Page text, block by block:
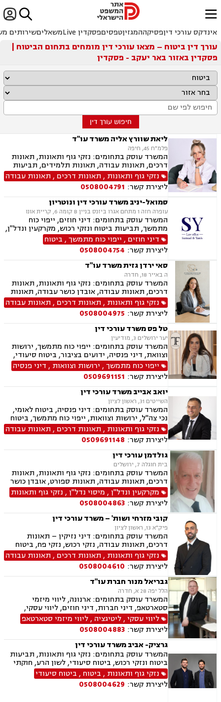

ﱐ
אינדקס עורכי דיןפסיקההמגזיןטפסיםפסקדין Live משאליםשירותים
עורך דין ביטוח – מצאו עורכי דין מומחים בתחום הביטוח |
פסקדין באזור באר יעקב - פסקדין
חיפוש עורך דין
ליאת שוורץ אליה משרד עו"ד
פלמ"ח 45, חיפה
המשרד עוסק בתחומים: נזקי גוף ותאונות, תאונות
דרכים, תאונות עבודה, תאונות תלמידים, תביעות
ביטוח, תביעות ביטוח לאומי, ייפוי כוח מתמשך,
גישור.
נזקי גוף ותאונות , תאונות דרכים , תאונות עבודה
ליצירת קשר: 0508004791
סמואל-יניב משרד עורכי דין ונוטריון
עופרה חזה 1 מתחם אגרו ביזנס בניין B קומה 6, קריית אונו
המשרד עוסק בתחומים: דיני חוזים, ייפוי כוח
מתמשך, תביעות ביטוח ונזקי רכוש, מקרקעין ונדל"ן,
תמ"א 38, לשון הרע, ירושות וצוואות, מושבים
וקיבוצים, קבוצות רכישה, ליקוי בניה, פינוי בינוי,
פינוי מושכר, עסקאות מכר דירה, מגרשים לבניה,
נחלות ומשקים במושבים, רשות מקרקעי ישראל,
העברה בין דורית, בן ממשיך, נזקי גוף ותאונות,
תאונות דרכים, תאונות עבודה, תאונות תלמידים,
אובדן כושר עבודה, תאונות עקב רשלנות.
דיני חוזים , ייפוי כוח מתמשך, ביטוח
ליצירת קשר: 0508004754
סאי ירדן גזית משרד עו"ד
ה באייר 18, חדרה
המשרד עוסק בתחומים: נזקי גוף ותאונות, תאונות
דרכים, תאונות עבודה, אובדן כושר עבודה, תאונות
תלמידים, תאונות ספורט, תאונות עקב רשלנות, צבא
ומשרד הביטחון, תביעות ביטוח ונזקי רכוש, ביטוח
סיעודי, פנסיה, הורות חד מינית, גישור
נזקי גוף ותאונות , תאונות דרכים , תאונות עבודה
ליצירת קשר: 0508004975
טל פס משרד עורכי דין
יער ירושלים 3, מודיעין
המשרד עוסק בתחומים: ייפוי כוח מתמשך, ירושות
וצוואת, דיני פנסיה, ידועים בציבור, ביטוח סיעודי,
תביעות ביטוח ונזקי רכוש
ייפוי כוח מתמשך, ירושות וצוואות , דיני פנסיה
ליצירת קשר: 0509691151
יואב אבייב משרד עורכי דין
השייטים 31, ראשון לציון
המשרד עוסק בתחומים: דיני פנסיה, ביטוח לאומי,
נכי צה"ל, ירושות וצוואות, ייפוי כוח מתמשך, ביטוח
סיעודי, תביעות ביטוח ונזקי רכוש, נזקי גוף ותאונות,
תאונות דרכים, תאונות עבודה, בריאות הנפש, אובדן
כושר עבודה, תאונות תלמידים, רשלנות רפואית.
נזקי גוף ותאונות , תאונות דרכים , תאונות עבודה
ליצירת קשר: 0509691148
גולדמן עורכי דין
בית חוגלה 7, ירושלים
המשרד עוסק בתחומים: נזקי גוף ותאונות, תאונות
דרכים, תאונות עבודה, תאונות ספורט, אובדן כושר
עבודה, תאונות עקב רשלנות, תביעות ביטוח ונזקי
רכוש, ביטוח לאומי, רשלנות רפואית, מקרקעין
ונדל"ן, אזרחות זרה ודרכון זר, דיני חוזים, דיני
ספורט, לשון הרע, ירושות וצוואות, מיסוי נדל"ן.
מקרקעין ונדל"ן, מיסוי נדל"ן, נזקי גוף ותאונות
ליצירת קשר: 0508004863
קובי מזרחי ושות' – משרד עורכי דין
פיק"א 13, ראשון לציון
המשרד עוסק בתחומים: דיני נזיקין – תאונות
דרכים, תאונות עבודה, נזקי רכוש, נזקי פח, ביטוח
לאומי – נכות מעבודה, נכות כללית, דיני עבודה –
הטרדות מיניות במקום העבודה, התעמרות, הלנת
שכר, משרד הביטחון, ליטיגציה אזרחית, ייפוי כוח
מתמשך, משפט מסחרי, צוואות, ירושות, הסכמי
ממון, הסכמי פרידה
נזקי גוף ותאונות , תאונות דרכים , תאונות עבודה
ליצירת קשר: 0508004610
גבריאל מנור חברת עו"ד
הלל יפה 28 א, חדרה
המשרד עוסק בתחומים: ארנונה, ליווי מיזמי
סטארטאפ, דיני חברות, דיני חוזים, ליווי עסקי,
משפט מסחרי, תביעות ביטוח ונזקי רכוש, גישור
עסקי, הייטק, דיני מכרזים והתקשרויות, דיני
עמותות, רשויות מקומיות, אנרגליה סולרית
מתחדשת
ליווי עסקי,ליטיגציה ,ליווי מיזמי סטארטאפ
ליצירת קשר: 0508004883
גרציק- אביב משרד עורכי דין
המשרד עוסק בתחומים: נזקי גוף ותאונות, תביעות
ביטוח ונזקי רכוש, ביטוח סיעודי, לשון הרע, חוקתי
מנהלי, ייפוי כוח מתמשך, רשויות מקומיות משפטי
מסחרי אזרחי
נזקי גוף ותאונות , ביטוח , ביטוח סיעודי
ליצירת קשר: 0508004629